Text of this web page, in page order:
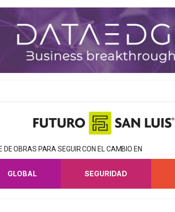
DE OBRAS PARA SEGUIR CON EL CAMBIO EN
GLOBAL SEGURIDAD